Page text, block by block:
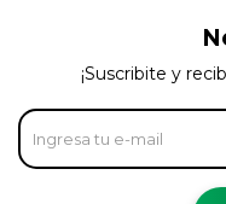
¡Suscribite y